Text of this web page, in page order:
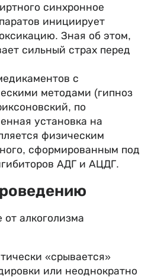
синхронное
инициирует
Зная об этом,
сильный страх перед
с
методами (гипноз
по
установка на
физическим
сформированным под
АДГ и АЦДГ.
алкоголизма
«срывается»
или неоднократно